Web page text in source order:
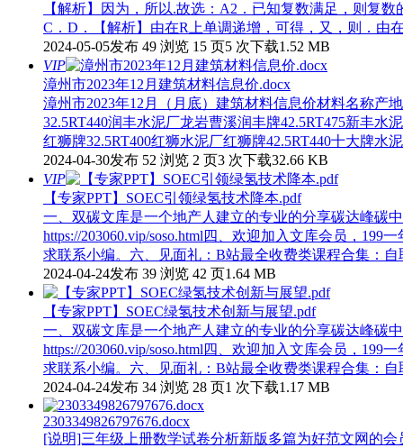
【解析】因为，所以.故选：A2．已知复数满足，则复
C．D．【解析】由在R上单调递增，可得，又，则．由
2024-05-05发布 49 浏览 15 页5 次下载1.52 MB
VIP
漳州市2023年12月建筑材料信息价.docx
漳州市2023年12月（月底）建筑材料信息价材料名称产
32.5RT440润丰水泥厂龙岩曹溪润丰牌42.5RT475新丰水
红狮牌32.5RT400红狮水泥厂红狮牌42.5RT440十大牌水
2024-04-30发布 52 浏览 2 页3 次下载32.66 KB
VIP
【专家PPT】SOEC引领绿氢技术降本.pdf
一、双碳文库是一个地产人建立的专业的分享碳达峰碳
https://203060.vip/soso.html四、欢迎加入文库会员，
求联系小编。六、见面礼：B站最全收费类课程合集：自
2024-04-24发布 39 浏览 42 页1.64 MB
【专家PPT】SOEC绿氢技术创新与展望.pdf
一、双碳文库是一个地产人建立的专业的分享碳达峰碳
https://203060.vip/soso.html四、欢迎加入文库会员，
求联系小编。六、见面礼：B站最全收费类课程合集：自
2024-04-24发布 34 浏览 28 页1 次下载1.17 MB
2303349826797676.docx
[说明]三年级上册数学试卷分析新版多篇为好范文网的